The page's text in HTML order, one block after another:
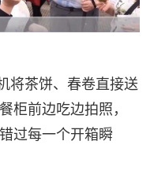
将茶饼、春卷直接送
柜前边吃边拍照，
过每一个开箱瞬